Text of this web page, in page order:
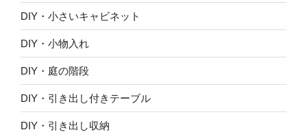
DIY・小さいキャビネット
DIY・小物入れ
DIY・庭の階段
DIY・引き出し付きテーブル
DIY・引き出し収納